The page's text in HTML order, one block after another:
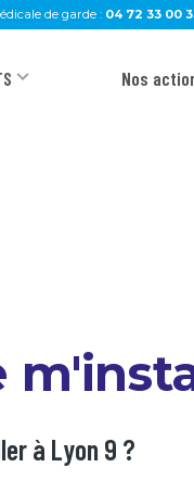
de garde : 04 72 33 00
Nos
à Lyon 9 ?